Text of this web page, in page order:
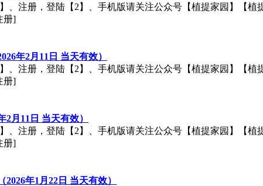
、注册，登陆【2】、手机版请关注公众号【植提家园】【植
册]
年2月11日 当天有效）
、注册，登陆【2】、手机版请关注公众号【植提家园】【植
册]
2月11日 当天有效）
、注册，登陆【2】、手机版请关注公众号【植提家园】【植
册]
年1月22日 当天有效）